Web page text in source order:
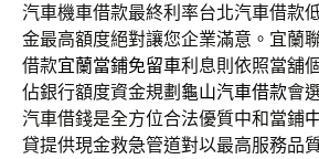
汽車機車借款最終利率台北汽車借款
金最高額度絕對讓您企業滿意。宜蘭
借款宜蘭當鋪免留車利息則依照當舖
佔銀行額度資金規劃 龜山汽車借款會
汽車借錢是全方位合法優質中和當鋪
貸提供現金救急管道對以最高服務品